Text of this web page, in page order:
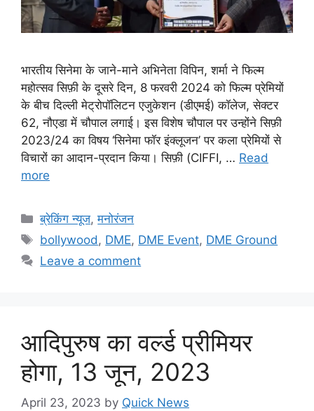
भारतीय सिनेमा के जाने-माने अभिनेता विपिन, शर्मा ने फिल्म
महोत्सव सिफ़ी के दूसरे दिन, 8 फरवरी 2024 को फिल्म प्रेमियों
के बीच दिल्ली मेट्रोपॉलिटन एजुकेशन (डीएमई) कॉलेज, सेक्टर
62, नौएडा में चौपाल लगाई‌। इस विशेष चौपाल पर उन्होंने सिफ़ी
2023/24 का विषय ‘सिनेमा फॉर इंक्लूजन’ पर कला प्रेमियों से
विचारों का आदान-प्रदान किया। सिफ़ी (CIFFI, … Read
more
ब्रेकिंग न्यूज,मनोरंजन
bollywood , DME, DME Event, DME Ground
Leave a comment
आदिपुरुष का वर्ल्ड प्रीमियर
होगा, 13 जून, 2023
April 23, 2023 by Quick News